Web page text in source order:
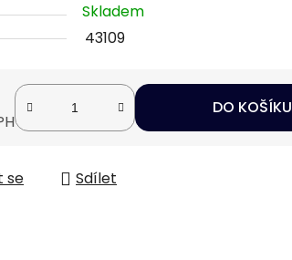
Skladem
43109
DO KOŠÍKU
se Sdílet